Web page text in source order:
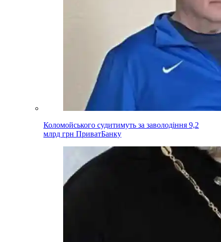
Коломойського судитимуть за заволодіння 9,2
млрд грн ПриватБанку